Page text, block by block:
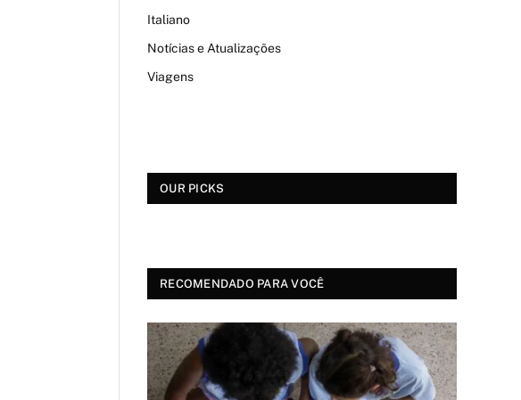
Italiano
Notícias e Atualizações
Viagens
OUR PICKS
RECOMENDADO PARA VOCÊ